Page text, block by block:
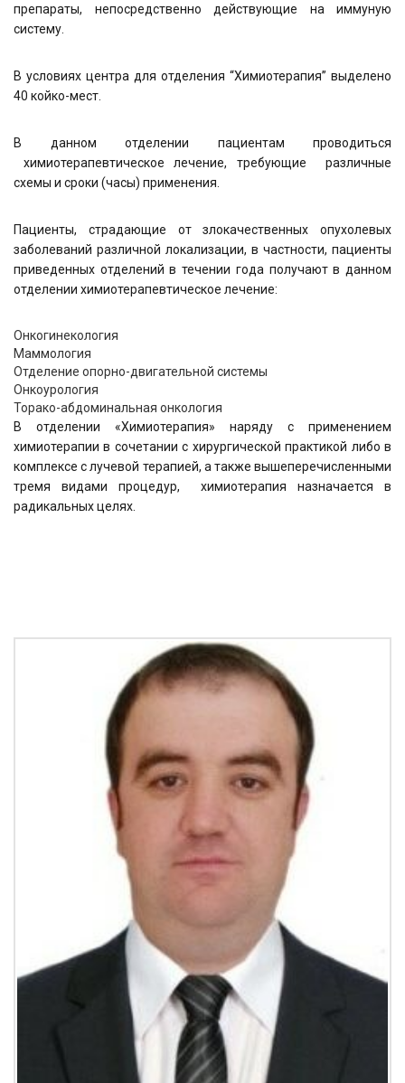
препараты, непосредственно действующие на иммуную
систему.
В условиях центра для отделения “Химиотерапия” выделено
40 койко-мест.
В данном отделении пациентам проводиться
химиотерапевтическое лечение, требующие различные
схемы и сроки (часы) применения.
Пациенты, страдающие от злокачественных опухолевых
заболеваний различной локализации, в частности, пациенты
приведенных отделений в течении года получают в данном
отделении химиотерапевтическое лечение:
Онкогинекология
Маммология
Отделение опорно-двигательной системы
Онкоурология
Торако-абдоминальная онкология
В отделении «Химиотерапия» наряду с применением
химиотерапии в сочетании с хирургической практикой либо в
комплексе с лучевой терапией, а также вышеперечисленными
тремя видами процедур, химиотерапия назначается в
радикальных целях.